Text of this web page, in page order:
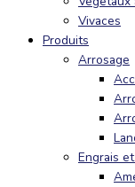
Vivaces
Produits
Arrosage
Engrais